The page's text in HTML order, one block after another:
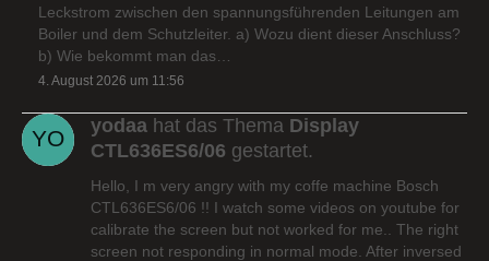
Leckstrom zwischen den spannungsführenden Leitungen am
Boiler und dem Schutzleiter. a) Wozu dient dieser Anschluss?
b) Wie bekommt man das…
4. August 2026 um 11:56
yodaa hat das Thema Display
CTL636ES6/06 gestartet.
Hello, I m very angry with my coffe machine Bosch
CTL636ES6/06 !! I watch some videos on youtube for
calibrate the screen but not worked for me.. The right
screen not responding in normal mode. After inversed